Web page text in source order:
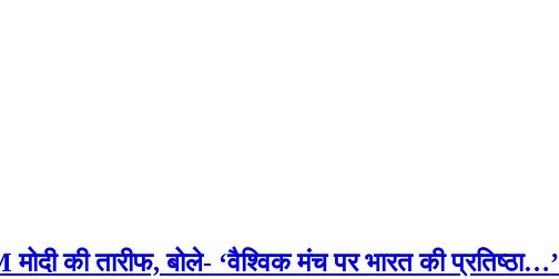
मोदी की तारीफ, बोले- ‘वैश्विक मंच पर भारत की प्रतिष्ठा…’